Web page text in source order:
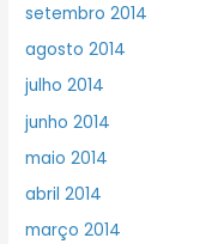
setembro 2014
agosto 2014
julho 2014
junho 2014
maio 2014
abril 2014
março 2014